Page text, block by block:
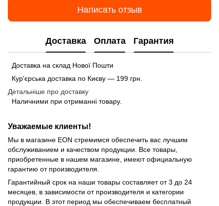
Написать отзыв
Доставка Оплата Гарантия
Доставка на склад Нової Пошти
Кур'єрська доставка по Києву — 199 грн.
Детальніше про доставку
Наличними при отриманні товару.
Уважаемые клиенты!
Мы в магазине EON стремимся обеспечить вас лучшим
обслуживанием и качеством продукции. Все товары,
приобретенные в нашем магазине, имеют официальную
гарантию от производителя.
Гарантийный срок на наши товары составляет от 3 до 24
месяцев, в зависимости от производителя и категории
продукции. В этот период мы обеспечиваем бесплатный